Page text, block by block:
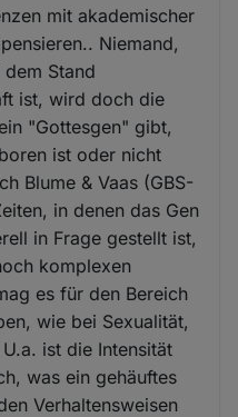
mit akademischer
Niemand,
Stand
ist, wird doch die
"Gottesgen" gibt,
ist oder nicht
Blume & Vaas (GBS-
in denen das Gen
in Frage gestellt ist,
komplexen
es für den Bereich
wie bei Sexualität,
ist die Intensität
was ein gehäuftes
Verhaltensweisen